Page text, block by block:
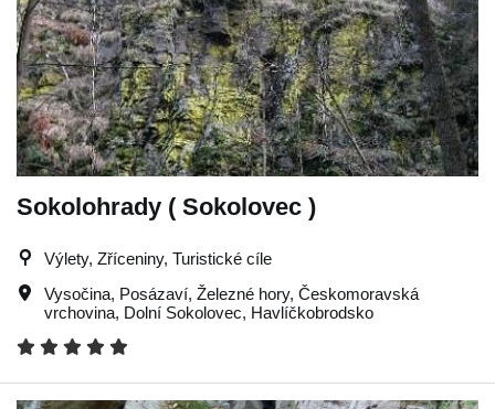
Sokolohrady ( Sokolovec )
Výlety, Zříceniny, Turistické cíle
Vysočina, Posázaví, Železné hory, Českomoravská
vrchovina, Dolní Sokolovec, Havlíčkobrodsko